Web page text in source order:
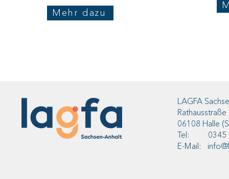
Mehr dazu
LAGFA
Rathausstraße
06108 Halle
Tel: 0345
E-Mail: